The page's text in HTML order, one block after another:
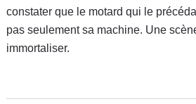
constater que le motard qui le
pas seulement sa machine. Une
immortaliser.